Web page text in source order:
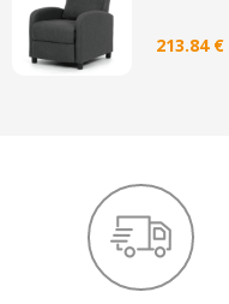
213.84 €